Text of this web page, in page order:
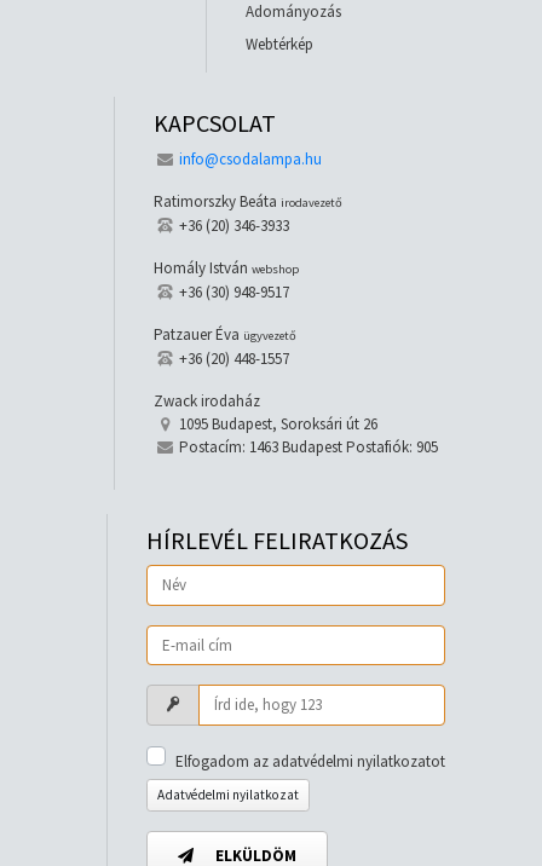
Adományozás
Webtérkép
KAPCSOLAT
info@csodalampa.hu
Ratimorszky Beáta irodavezető
+36 (20) 346-3933
Homály István webshop
+36 (30) 948-9517
Patzauer Éva ügyvezető
+36 (20) 448-1557
Zwack irodaház
1095 Budapest, Soroksári út 26
Postacím: 1463 Budapest Postafiók: 905
HÍRLEVÉL FELIRATKOZÁS
Elfogadom az adatvédelmi nyilatkozatot
Adatvédelmi nyilatkozat
ELKÜLDÖM